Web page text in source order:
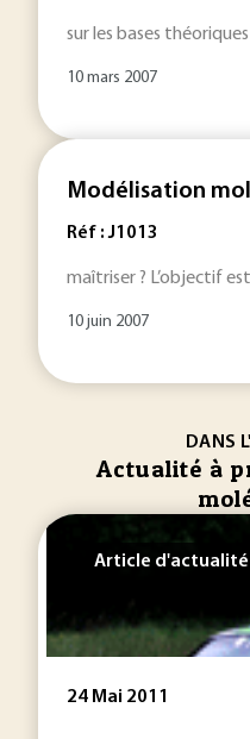
sur les bases
10 mars 2007
Modélisation
Réf : J1013
maîtriser ? L’objectif
10 juin 2007
DANS
Actualité à
Article d'actualité
24 Mai 2011